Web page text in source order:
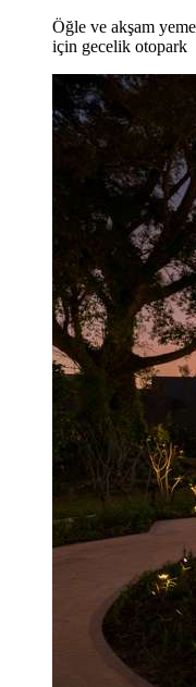
Öğle ve akşam
için gecelik otopark